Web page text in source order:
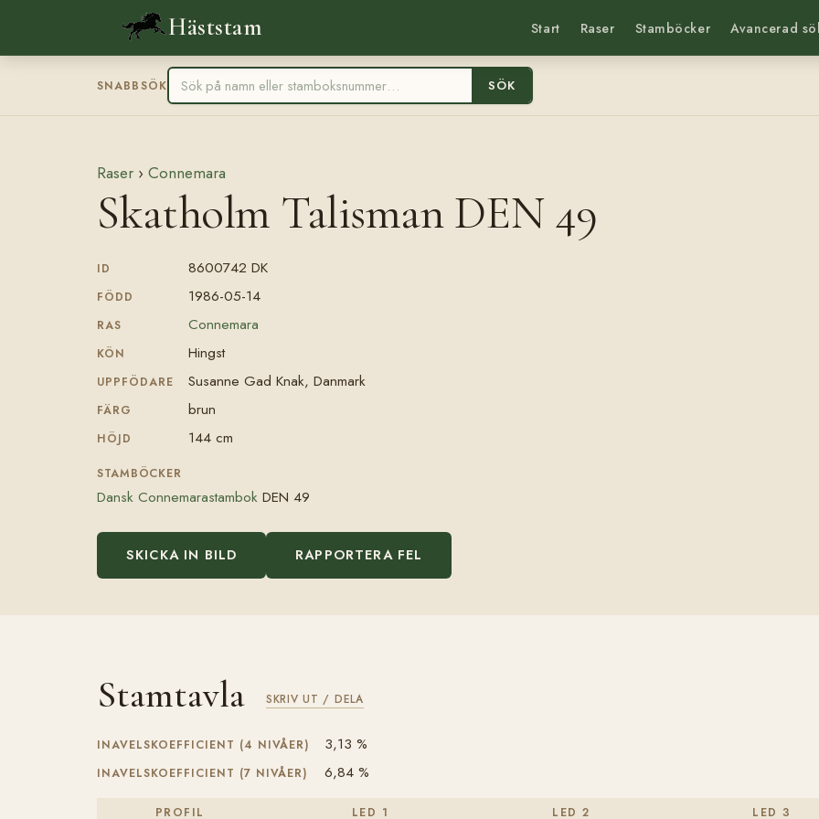
Häststam Start Raser Stamböcker Avancerad
SNABBSÖK SÖK
Raser › Connemara
Skatholm Talisman DEN 49
ID 8600742 DK
FÖDD 1986-05-14
RAS Connemara
KÖN Hingst
UPPFÖDARE Susanne Gad Knak, Danmark
FÄRG brun
HÖJD 144 cm
STAMBÖCKER
Dansk Connemarastambok DEN 49
SKICKA IN BILD RAPPORTERA FEL
Stamtavla SKRIV UT / DELA
INAVELSKOEFFICIENT (4 NIVÅER) 3,13 %
INAVELSKOEFFICIENT (7 NIVÅER) 6,84 %
PROFIL LED 1 LED 2 LED 3